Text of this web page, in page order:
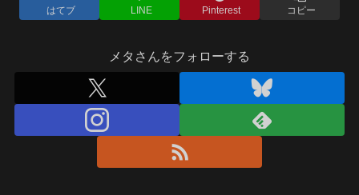
はてブ LINE Pinterest コピー
メタさんをフォローする